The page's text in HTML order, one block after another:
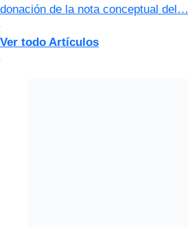
donación de la nota conceptual del…
Ver todo Artículos